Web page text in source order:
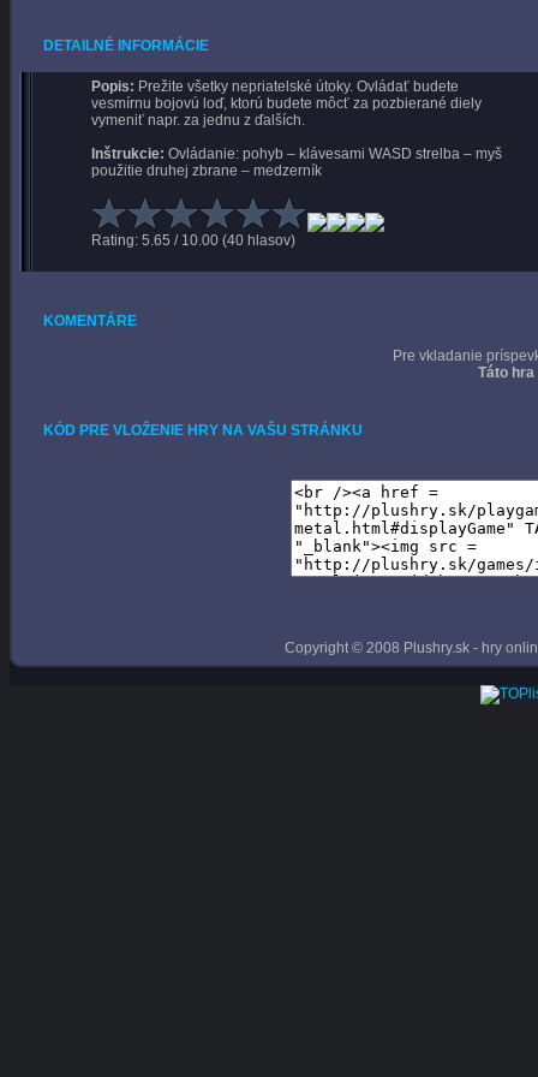
DETAILNÉ INFORMÁCIE
Popis: Prežite všetky nepriatelské útoky. Ovládať budete
vesmírnu bojovú loď, ktorú budete môcť za pozbierané diely
vymeniť napr. za jednu z ďalších.
Inštrukcie: Ovládanie: pohyb – klávesami WASD strelba – myš
použitie druhej zbrane – medzerník
Rating: 5.65 / 10.00 (40 hlasov)
KOMENTÁRE
Pre vkladanie
Táto
KÓD PRE VLOŽENIE HRY NA VAŠU STRÁNKU
Copyright © 2008 Plushry.sk - hry